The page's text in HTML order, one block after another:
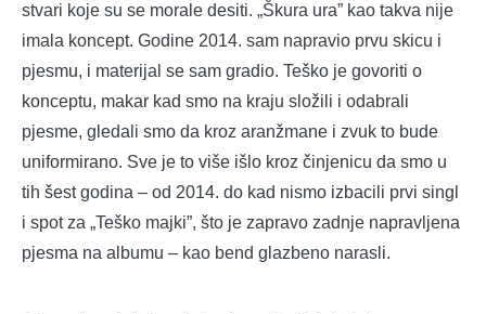
stvari koje su se morale desiti. „Škura ura” kao takva nije
imala koncept. Godine 2014. sam napravio prvu skicu i
pjesmu, i materijal se sam gradio. Teško je govoriti o
konceptu, makar kad smo na kraju složili i odabrali
pjesme, gledali smo da kroz aranžmane i zvuk to bude
uniformirano. Sve je to više išlo kroz činjenicu da smo u
tih šest godina – od 2014. do kad nismo izbacili prvi singl
i spot za „Teško majki”, što je zapravo zadnje napravljena
pjesma na albumu – kao bend glazbeno narasli.